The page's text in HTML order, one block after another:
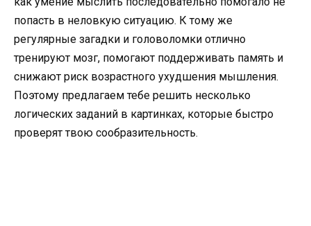
попасть в неловкую ситуацию. К тому же
регулярные загадки и головоломки отлично
тренируют мозг, помогают поддерживать память и
снижают риск возрастного ухудшения мышления.
Поэтому предлагаем тебе решить несколько
логических заданий в картинках, которые быстро
проверят твою сообразительность.